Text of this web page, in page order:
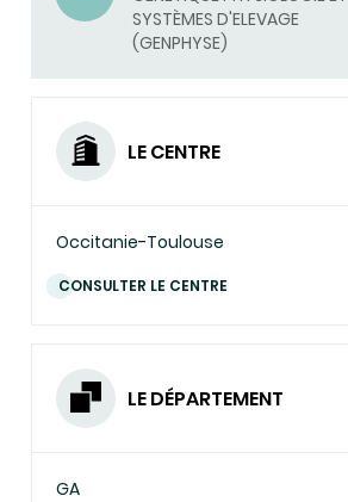
UN
COURRIEL)
SYSTÈMES D'ELEVAGE
(GENPHYSE)
LE CENTRE
Occitanie-Toulouse
CONSULTER LE CENTRE
LE DÉPARTEMENT
GA